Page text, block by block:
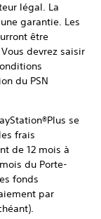
légal. La
garantie. Les
être
devrez saisir
du PSN
se
frais
de 12 mois à
du Porte-
fonds
par